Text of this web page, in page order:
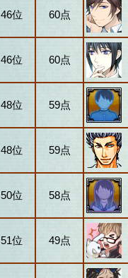
46位 60点
46位 60点
48位 59点
48位 59点
50位 58点
51位 49点